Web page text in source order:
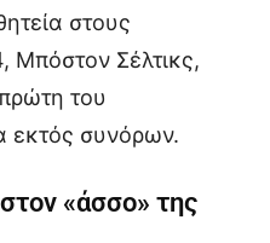
στους
Μπόστον Σέλτικς,
του
εκτός συνόρων.
«άσσο» της